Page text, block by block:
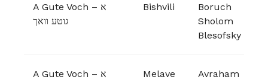
A Gute Voch – א
גוטע וואך
Bishvili
Boruch
Sholom
Blesofsky
A Gute Voch – א
Melave
Avraham